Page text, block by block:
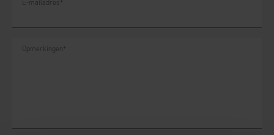
E-mailadres*
Opmerkingen *